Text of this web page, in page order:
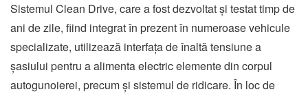
Sistemul Clean Drive, care a fost dezvoltat și testat timp de
ani de zile, fiind integrat în prezent în numeroase vehicule
specializate, utilizează interfața de înaltă tensiune a
șasiului pentru a alimenta electric elemente din corpul
autogunoierei, precum și sistemul de ridicare. În loc de